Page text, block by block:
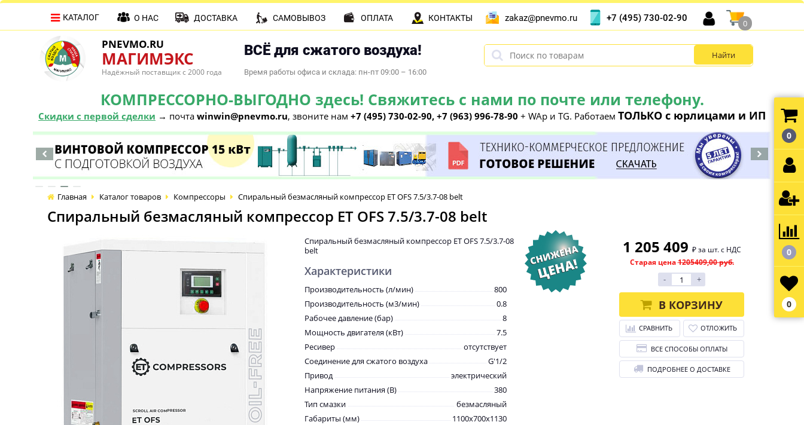
PNEVMO.RU
МАГИМЭКС
Надёжный поставщик с 2000 года
ВСЁ для сжатого воздуха!
Время работы офиса и склада: пн-пт 09:00 – 16:00
КОМПРЕССОРНО-ВЫГОДНО здесь! Свяжитесь с нами по почте или телефону.
Скидки с первой сделки → почта winwin@pnevmo.ru, звоните нам +7 (495) 730-02-90, +7 (963) 996-78-90 + WAp и TG. Работаем ТОЛЬКО с юрлицами и ИП
КАТАЛОГ О НАС ДОСТАВКА САМОВЫВОЗ ОПЛАТА КОНТАКТЫ zakaz@pnevmo.ru +7 (495) 730-02-90
0
Главная Каталог товаров Компрессоры Спиральный безмасляный компрессор ET OFS 7.5/3.7-08 belt
Спиральный безмасляный компрессор ET OFS 7.5/3.7-08 belt
Спиральный безмасляный компрессор ET OFS 7.5/3.7-08
belt
Характеристики
Производительность (л/мин)
800
Производительность (м3/мин)
0.8
Рабочее давление (бар)
8
Мощность двигателя (кВт)
7.5
Ресивер
отсутствует
Соединение для сжатого воздуха
G'1/2
Привод
электрический
Напряжение питания (В)
380
Тип смазки
безмасляный
Габариты (мм)
1100x700x1130
1 205 409 ₽ за шт. с НДС
Старая цена1205409,00 руб.
- +
В КОРЗИНУ
СРАВНИТЬ ОТЛОЖИТЬ
ВСЕ СПОСОБЫ ОПЛАТЫ
ПОДРОБНЕЕ О ДОСТАВКЕ
0
0
0